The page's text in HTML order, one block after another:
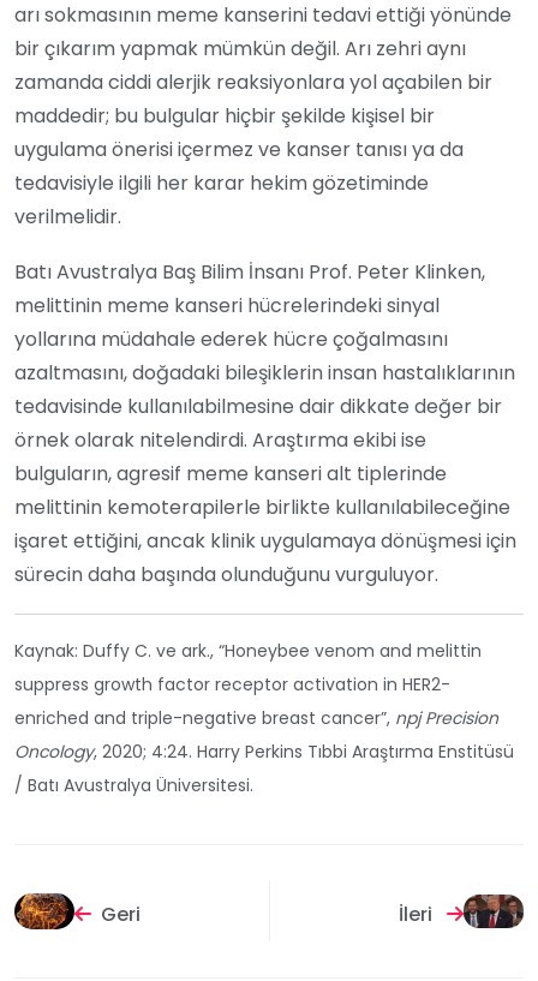
arı sokmasının meme kanserini tedavi ettiği yönünde
bir çıkarım yapmak mümkün değil. Arı zehri aynı
zamanda ciddi alerjik reaksiyonlara yol açabilen bir
maddedir; bu bulgular hiçbir şekilde kişisel bir
uygulama önerisi içermez ve kanser tanısı ya da
tedavisiyle ilgili her karar hekim gözetiminde
verilmelidir.
Batı Avustralya Baş Bilim İnsanı Prof. Peter Klinken,
melittinin meme kanseri hücrelerindeki sinyal
yollarına müdahale ederek hücre çoğalmasını
azaltmasını, doğadaki bileşiklerin insan hastalıklarının
tedavisinde kullanılabilmesine dair dikkate değer bir
örnek olarak nitelendirdi. Araştırma ekibi ise
bulguların, agresif meme kanseri alt tiplerinde
melittinin kemoterapilerle birlikte kullanılabileceğine
işaret ettiğini, ancak klinik uygulamaya dönüşmesi için
sürecin daha başında olunduğunu vurguluyor.
Kaynak: Duffy C. ve ark., “Honeybee venom and melittin
suppress growth factor receptor activation in HER2-
enriched and triple-negative breast cancer”, npj Precision
Oncology, 2020; 4:24. Harry Perkins Tıbbi Araştırma Enstitüsü
/ Batı Avustralya Üniversitesi.
Geri İleri